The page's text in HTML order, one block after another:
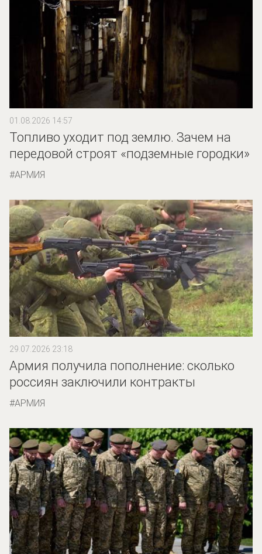
01.08.2026 14:57
Топливо уходит под землю. Зачем на
передовой строят «подземные городки»
АРМИЯ
29.07.2026 23:18
Армия получила пополнение: сколько
россиян заключили контракты
АРМИЯ